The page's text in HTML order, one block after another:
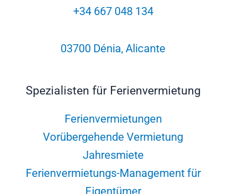
+34 667 048 134
03700 Dénia, Alicante
Spezialisten für Ferienvermietung
Ferienvermietungen
Vorübergehende Vermietung
Jahresmiete
Ferienvermietungs-Management für
Eigentümer